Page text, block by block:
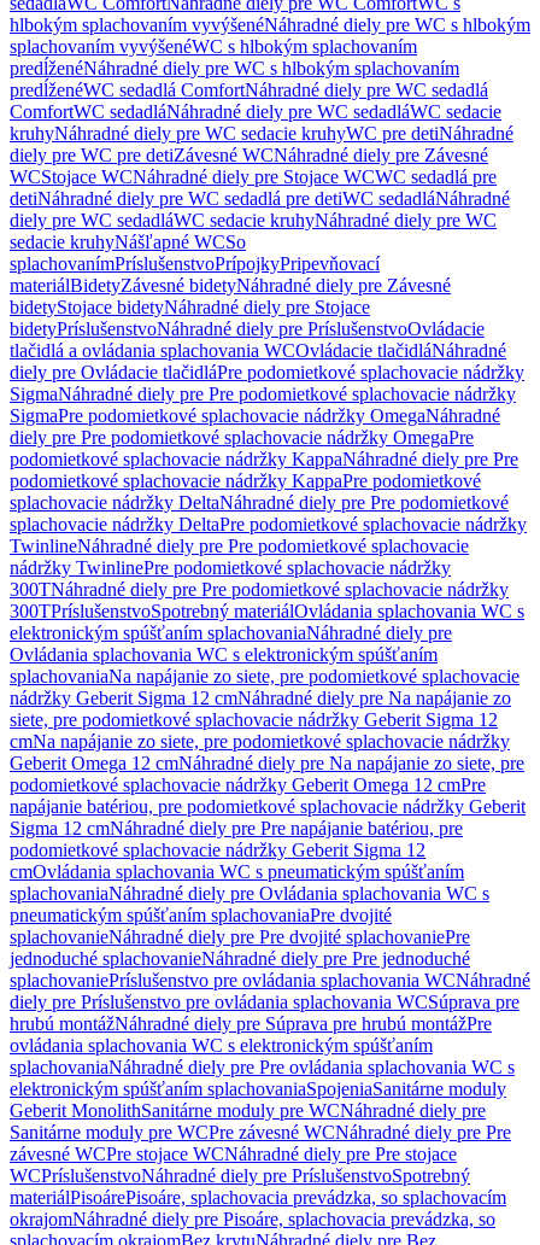
hlbokým splachovaním vyvýšenéNáhradné diely pre WC s hlbokým
splachovaním vyvýšenéWC s hlbokým splachovaním
predĺženéNáhradné diely pre WC s hlbokým splachovaním
predĺženéWC sedadlá ComfortNáhradné diely pre WC sedadlá
ComfortWC sedadláNáhradné diely pre WC sedadláWC sedacie
kruhyNáhradné diely pre WC sedacie kruhyWC pre detiNáhradné
diely pre WC pre detiZávesné WCNáhradné diely pre Závesné
WCStojace WCNáhradné diely pre Stojace WCWC sedadlá pre
detiNáhradné diely pre WC sedadlá pre detiWC sedadláNáhradné
diely pre WC sedadláWC sedacie kruhyNáhradné diely pre WC
sedacie kruhyNášľapné WCSo
splachovanímPríslušenstvoPrípojkyPripevňovací
materiálBidetyZávesné bidetyNáhradné diely pre Závesné
bidetyStojace bidetyNáhradné diely pre Stojace
bidetyPríslušenstvoNáhradné diely pre PríslušenstvoOvládacie
tlačidlá a ovládania splachovania WCOvládacie tlačidláNáhradné
diely pre Ovládacie tlačidláPre podomietkové splachovacie nádržky
SigmaNáhradné diely pre Pre podomietkové splachovacie nádržky
SigmaPre podomietkové splachovacie nádržky OmegaNáhradné
diely pre Pre podomietkové splachovacie nádržky OmegaPre
podomietkové splachovacie nádržky KappaNáhradné diely pre Pre
podomietkové splachovacie nádržky KappaPre podomietkové
splachovacie nádržky DeltaNáhradné diely pre Pre podomietkové
splachovacie nádržky DeltaPre podomietkové splachovacie nádržky
TwinlineNáhradné diely pre Pre podomietkové splachovacie
nádržky TwinlinePre podomietkové splachovacie nádržky
300TNáhradné diely pre Pre podomietkové splachovacie nádržky
300TPríslušenstvoSpotrebný materiálOvládania splachovania WC s
elektronickým spúšťaním splachovaniaNáhradné diely pre
Ovládania splachovania WC s elektronickým spúšťaním
splachovaniaNa napájanie zo siete, pre podomietkové splachovacie
nádržky Geberit Sigma 12 cmNáhradné diely pre Na napájanie zo
siete, pre podomietkové splachovacie nádržky Geberit Sigma 12
cmNa napájanie zo siete, pre podomietkové splachovacie nádržky
Geberit Omega 12 cmNáhradné diely pre Na napájanie zo siete, pre
podomietkové splachovacie nádržky Geberit Omega 12 cmPre
napájanie batériou, pre podomietkové splachovacie nádržky Geberit
Sigma 12 cmNáhradné diely pre Pre napájanie batériou, pre
podomietkové splachovacie nádržky Geberit Sigma 12
cmOvládania splachovania WC s pneumatickým spúšťaním
splachovaniaNáhradné diely pre Ovládania splachovania WC s
pneumatickým spúšťaním splachovaniaPre dvojité
splachovanieNáhradné diely pre Pre dvojité splachovaniePre
jednoduché splachovanieNáhradné diely pre Pre jednoduché
splachovaniePríslušenstvo pre ovládania splachovania WCNáhradné
diely pre Príslušenstvo pre ovládania splachovania WCSúprava pre
hrubú montážNáhradné diely pre Súprava pre hrubú montážPre
ovládania splachovania WC s elektronickým spúšťaním
splachovaniaNáhradné diely pre Pre ovládania splachovania WC s
elektronickým spúšťaním splachovaniaSpojeniaSanitárne moduly
Geberit MonolithSanitárne moduly pre WCNáhradné diely pre
Sanitárne moduly pre WCPre závesné WCNáhradné diely pre Pre
závesné WCPre stojace WCNáhradné diely pre Pre stojace
WCPríslušenstvoNáhradné diely pre PríslušenstvoSpotrebný
materiálPisoárePisoáre, splachovacia prevádzka, so splachovacím
okrajomNáhradné diely pre Pisoáre, splachovacia prevádzka, so
splachovacím okrajomBez krytuNáhradné diely pre Bez